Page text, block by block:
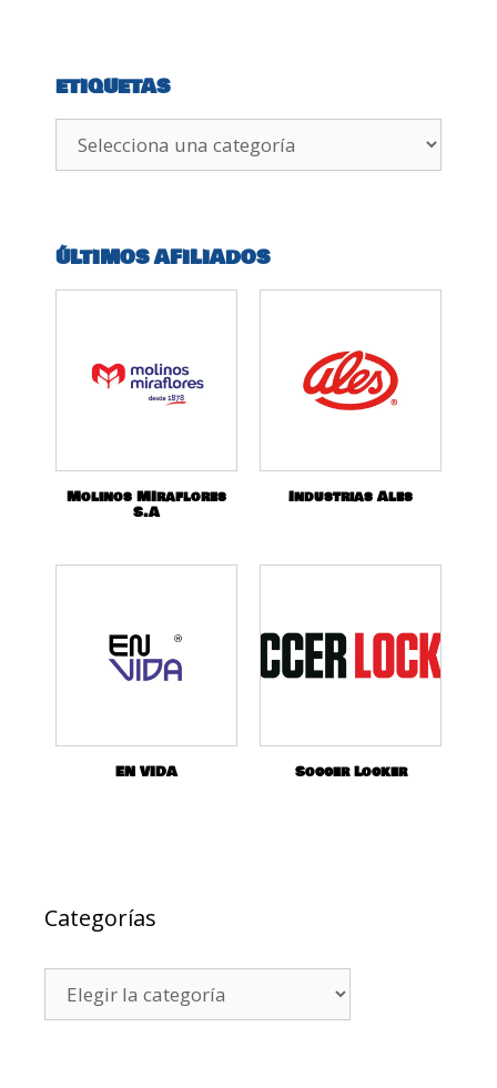
ETIQUETAS
ÚLTIMOS AFILIADOS
Molinos MIraflores
S.A
Industrias Ales
EN VIDA Soccer Locker
Categorías